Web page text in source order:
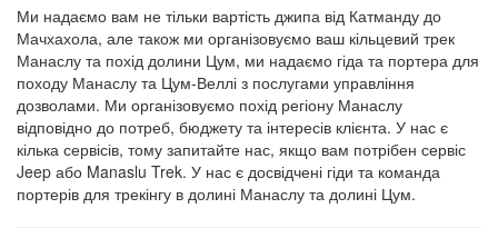
Ми надаємо вам не тільки вартість джипа від Катманду до
Мачхахола, але також ми організовуємо ваш кільцевий трек
Манаслу та похід долини Цум, ми надаємо гіда та портера для
походу Манаслу та Цум-Веллі з послугами управління
дозволами. Ми організовуємо похід регіону Манаслу
відповідно до потреб, бюджету та інтересів клієнта. У нас є
кілька сервісів, тому запитайте нас, якщо вам потрібен сервіс
Jeep або Manaslu Trek. У нас є досвідчені гіди та команда
портерів для трекінгу в долині Манаслу та долині Цум.